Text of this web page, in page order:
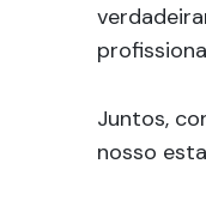
Juntos,
nosso